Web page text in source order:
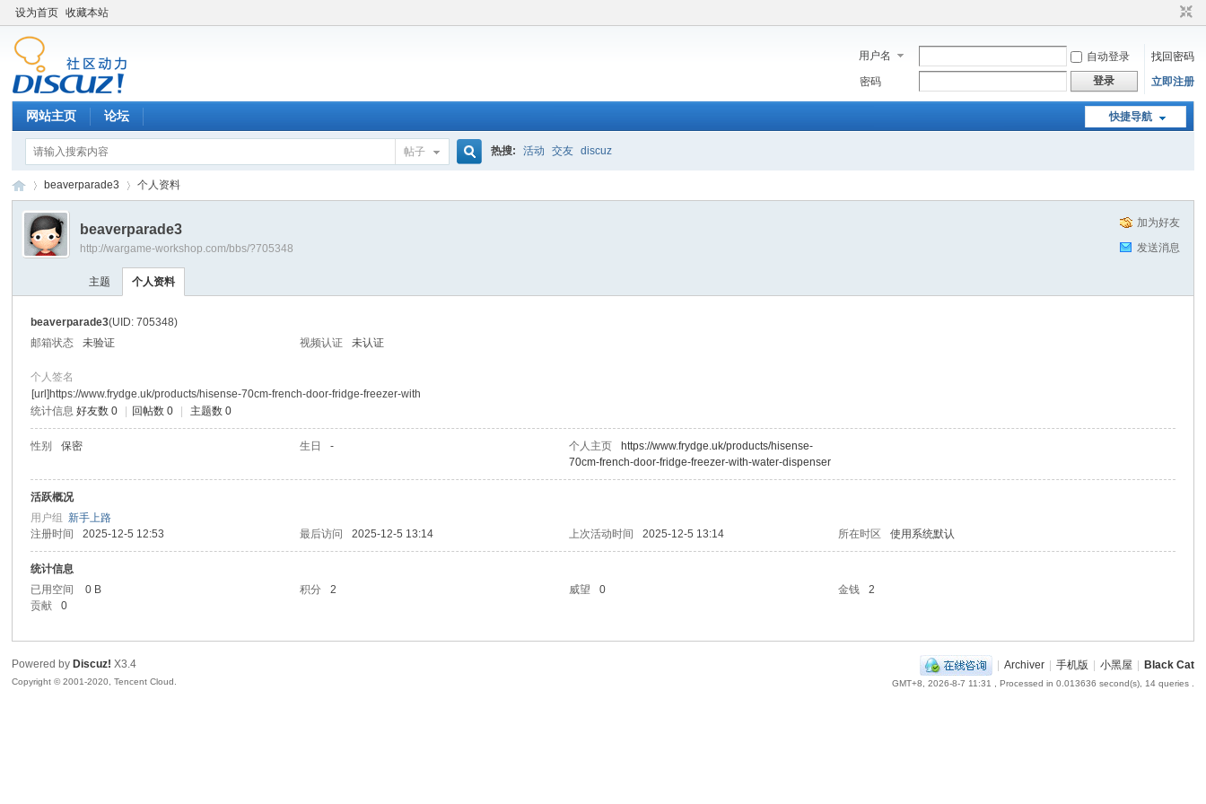
设为首页 收藏本站
用户名 自动登录
找回密码
密码
登录 立即注册
快捷导航
网站主页 论坛
帖子 热搜: 活动 交友 discuz
›
beaverparade3 个人资料
加为好友
发送消息
beaverparade3
http://wargame-workshop.com/bbs/?705348
主题 个人资料
beaverparade3(UID: 705348)
邮箱状态
未验证 视频认证 未认证
个人签名
[url]https://www.frydge.uk/products/hisense-70cm-french-door-fridge-freezer-with
统计信息 好友数 0 回帖数 0 主题数 0
性别 保密 生日 - 个人主页
https://www.frydge.uk/products/hisense-
70cm-french-door-fridge-freezer-with-water-dispenser
活跃概况
用户组新手上路
注册时间
2025-12-5 12:53 最后访问 2025-12-5 13:14 上次活动时间 2025-12-5 13:14 所在时区 使用系统默认
统计信息
已用空间
0 B 积分 2 威望 0 金钱
2
贡献
0
| Archiver | 手机版 | 小黑屋 | Black Cat
GMT+8, 2026-8-7 11:31 , Processed in 0.013636 second(s), 14 queries .
Powered by Discuz! X3.4
Copyright © 2001-2020, Tencent Cloud.